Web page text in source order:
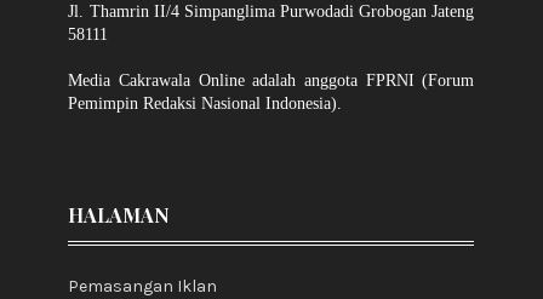
Jl. Thamrin II/4 Simpanglima Purwodadi Grobogan Jateng
58111
Media Cakrawala Online adalah anggota FPRNI (Forum
Pemimpin Redaksi Nasional Indonesia).
HALAMAN
Pemasangan Iklan